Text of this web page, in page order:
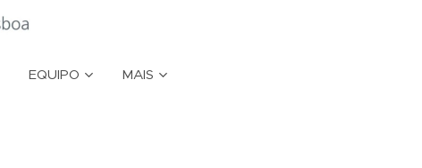
EQUIPO MAIS